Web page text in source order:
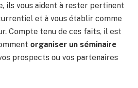
ils vous aident à rester pertinent
et à vous établir comme
Compte tenu de ces faits, il est
organiser un séminaire
prospects ou vos partenaires